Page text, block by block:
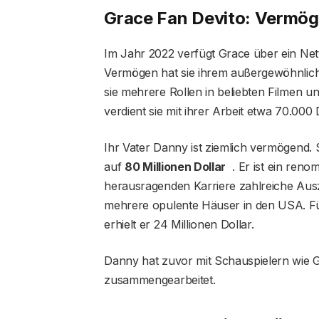
Grace Fan Devito:
Im Jahr 2022 verfügt Grace über ein
Vermögen hat sie ihrem
sie mehrere Rollen in beliebten Filmen
verdient sie mit ihrer Arbeit etwa 70.000
Ihr Vater Danny ist ziemlich
auf 80 Millionen Dollar . Er ist ein
herausragenden Karriere zahlreiche
mehrere opulente Häuser in den USA.
erhielt er 24 Millionen Dollar.
Danny hat zuvor mit Schauspielern wie
zusammengearbeitet.